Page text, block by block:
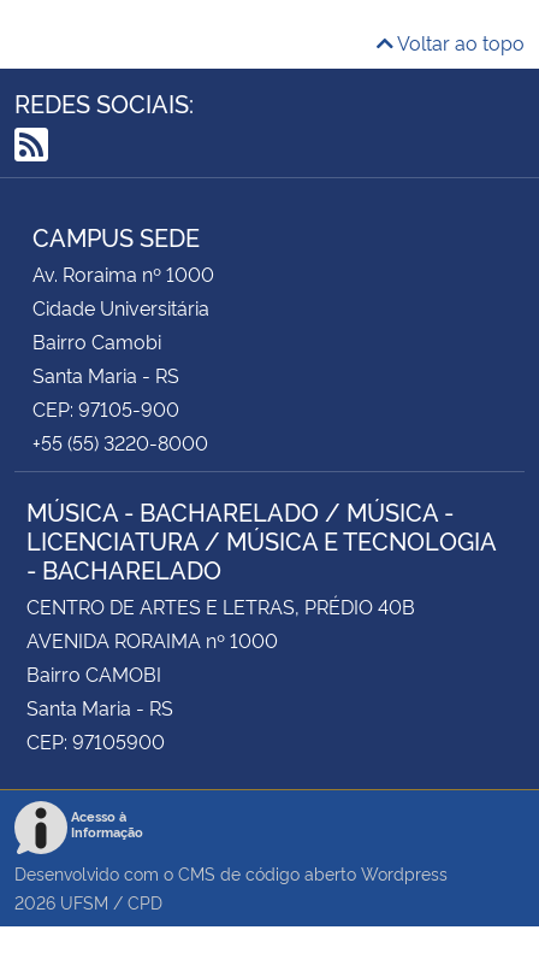
Voltar ao topo
REDES SOCIAIS:
RSS
CAMPUS SEDE
Av. Roraima nº 1000
Cidade Universitária
Bairro Camobi
Santa Maria - RS
CEP: 97105-900
+55 (55) 3220-8000
MÚSICA - BACHARELADO / MÚSICA -
LICENCIATURA / MÚSICA E TECNOLOGIA
- BACHARELADO
CENTRO DE ARTES E LETRAS, PRÉDIO 40B
AVENIDA RORAIMA nº 1000
Bairro CAMOBI
Santa Maria - RS
CEP: 97105900
Acesso à
Informação
Desenvolvido com o CMS de código aberto Wordpress
2026 UFSM / CPD